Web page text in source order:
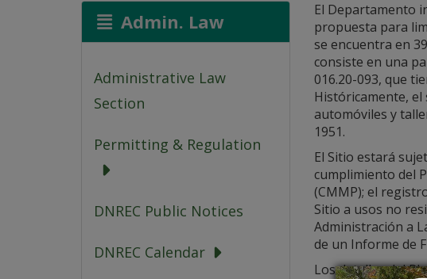
Admin. Law
Administrative Law
Section
Permitting & Regulation
DNREC Public Notices
DNREC Calendar
El Departamento
propuesta para
se encuentra en
consiste en una
016.20-093, que
Históricamente,
automóviles y
1951.
El Sitio estará
cumplimiento del
(CMMP); el
Sitio a usos no
Administración a
de un Informe de
Los detalles del